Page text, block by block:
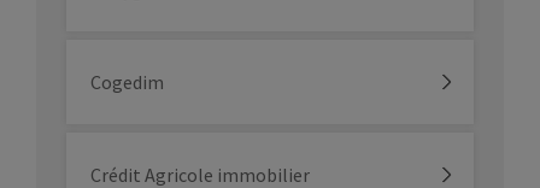
Cogedim
Crédit Agricole immobilier